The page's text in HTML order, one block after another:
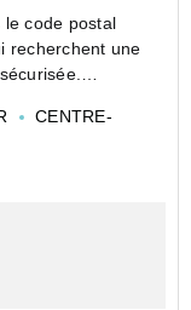
le code postal
recherchent une
CENTRE-